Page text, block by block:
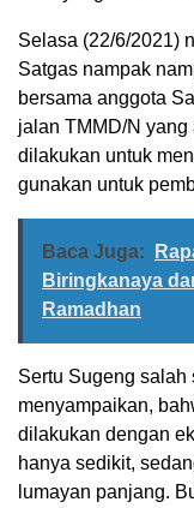
Selasa (22/6/2021)
Satgas nampak
bersama anggota
jalan TMMD/N
dilakukan untuk
gunakan untuk
Baca Juga:
Biringkanaya
Ramadhan
Sertu Sugeng
menyampaikan,
dilakukan dengan
hanya sedikit,
lumayan panjang.